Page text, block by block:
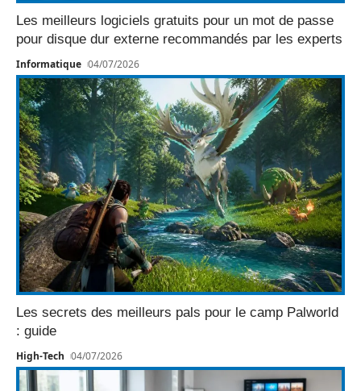
Les meilleurs logiciels gratuits pour un mot de passe
pour disque dur externe recommandés par les experts
Informatique 04/07/2026
Les secrets des meilleurs pals pour le camp Palworld
: guide
High-Tech 04/07/2026